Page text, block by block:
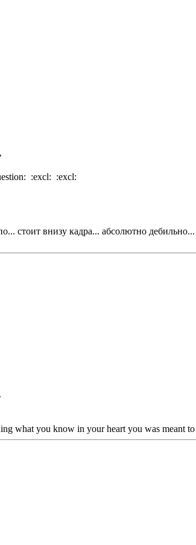
:excl: :excl:
стоит внизу кадра... абсолютно
what you know in your heart you was meant